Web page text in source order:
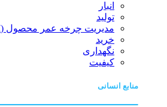
انبار
تولید
مدیریت چرخه عمر محصول (PLM)
خرید
نگهداری
کیفیت
منابع انسانی